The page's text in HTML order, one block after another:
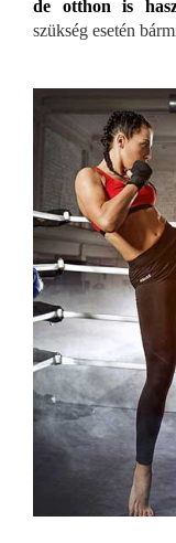
de otthon is
szükség esetén